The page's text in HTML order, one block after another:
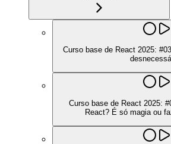
Curso base de React 2025:
Curso base de React 2025:
React? É só magia ou